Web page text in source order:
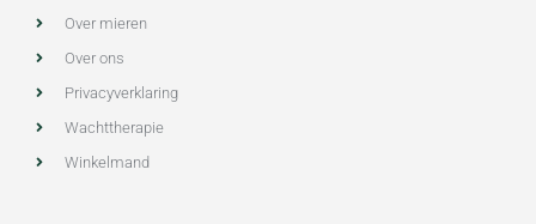
Over mieren
Over ons
Privacyverklaring
Wachttherapie
Winkelmand